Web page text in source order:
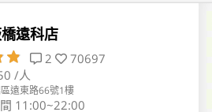
遠科店
2
70697
/人
遠東路66號1樓
11:00~22:00